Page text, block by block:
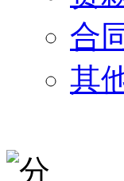
合
其